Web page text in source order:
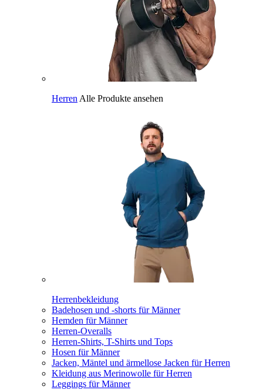
Herren Alle Produkte ansehen
Herrenbekleidung
Badehosen und -shorts für Männer
Hemden für Männer
Herren-Overalls
Herren-Shirts, T-Shirts und Tops
Hosen für Männer
Jacken, Mäntel und ärmellose Jacken für Herren
Kleidung aus Merinowolle für Herren
Leggings für Männer